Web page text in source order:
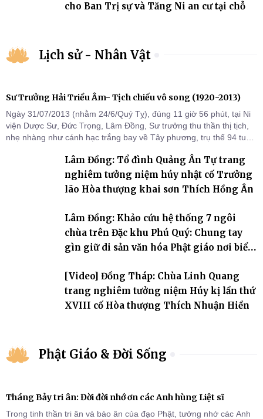
cho Ban Trị sự và Tăng Ni an cư tại chỗ
Lịch sử - Nhân Vật
Sư Trưởng Hải Triều Âm- Tịch chiếu vô song (1920-2013)
Ngày 31/07/2013 (nhằm 24/6/Quý Tỵ), đúng 11 giờ 56 phút, tại Ni
viện Dược Sư, Đức Trọng, Lâm Đồng, Sư trưởng thu thần thị tịch,
nhẹ nhàng như cánh hạc trắng bay về Tây phương, trụ thế 94 tuổi
Lâm Đồng: Tổ đình Quảng Ân Tự trang
nghiêm tưởng niệm húy nhật cố Trưởng
lão Hòa thượng khai sơn Thích Hồng Ân
Lâm Đồng: Khảo cứu hệ thống 7 ngôi
chùa trên Đặc khu Phú Quý: Chung tay
gìn giữ di sản văn hóa Phật giáo nơi biển
[Video] Đồng Tháp: Chùa Linh Quang
trang nghiêm tưởng niệm Húy kị lần thứ
XVIII cố Hòa thượng Thích Nhuận Hiền
Phật Giáo & Đời Sống
Tháng Bảy tri ân: Đời đời nhớ ơn các Anh hùng Liệt sĩ
Trong tinh thần tri ân và báo ân của đạo Phật, tưởng nhớ các Anh